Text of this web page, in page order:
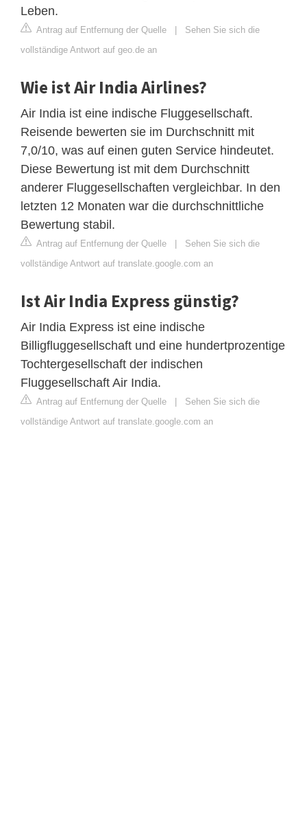
Leben.
Antrag auf Entfernung der Quelle | Sehen Sie sich die
vollständige Antwort auf geo.de an
Wie ist Air India Airlines?
Air India ist eine indische Fluggesellschaft.
Reisende bewerten sie im Durchschnitt mit
7,0/10, was auf einen guten Service hindeutet.
Diese Bewertung ist mit dem Durchschnitt
anderer Fluggesellschaften vergleichbar. In den
letzten 12 Monaten war die durchschnittliche
Bewertung stabil.
Antrag auf Entfernung der Quelle | Sehen Sie sich die
vollständige Antwort auf translate.google.com an
Ist Air India Express günstig?
Air India Express ist eine indische
Billigfluggesellschaft und eine hundertprozentige
Tochtergesellschaft der indischen
Fluggesellschaft Air India.
Antrag auf Entfernung der Quelle | Sehen Sie sich die
vollständige Antwort auf translate.google.com an